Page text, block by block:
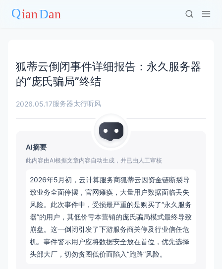
狐蒂云倒闭事件详细报告：永久服务器
的“庞氏骗局”终结
2026.05.17服务器太行听风
AI摘要
此内容由AI根据文章内容自动生成，并已由人工审核
2026年5月初，云计算服务商狐蒂云因资金链断裂导
致业务全面停摆，官网瘫痪，大量用户数据面临丢失
风险。此次事件中，受损最严重的是购买了“永久服务
器”的用户，其低价亏本营销的庞氏骗局模式最终导致
崩盘。这一倒闭引发了下游服务商关停及行业信任危
机。事件警示用户应将数据安全放在首位，优先选择
头部大厂，切勿贪图低价而陷入“跑路”风险。